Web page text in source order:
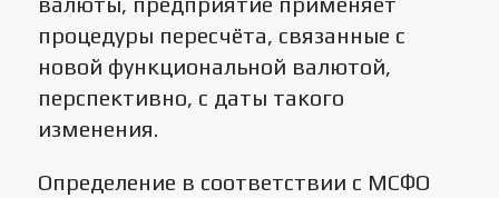
процедуры пересчёта, связанные с
новой функциональной валютой,
перспективно, с даты такого
изменения.
Определение в соответствии с МСФО